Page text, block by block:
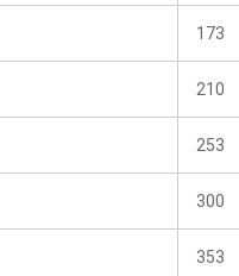
173
210
253
300
353